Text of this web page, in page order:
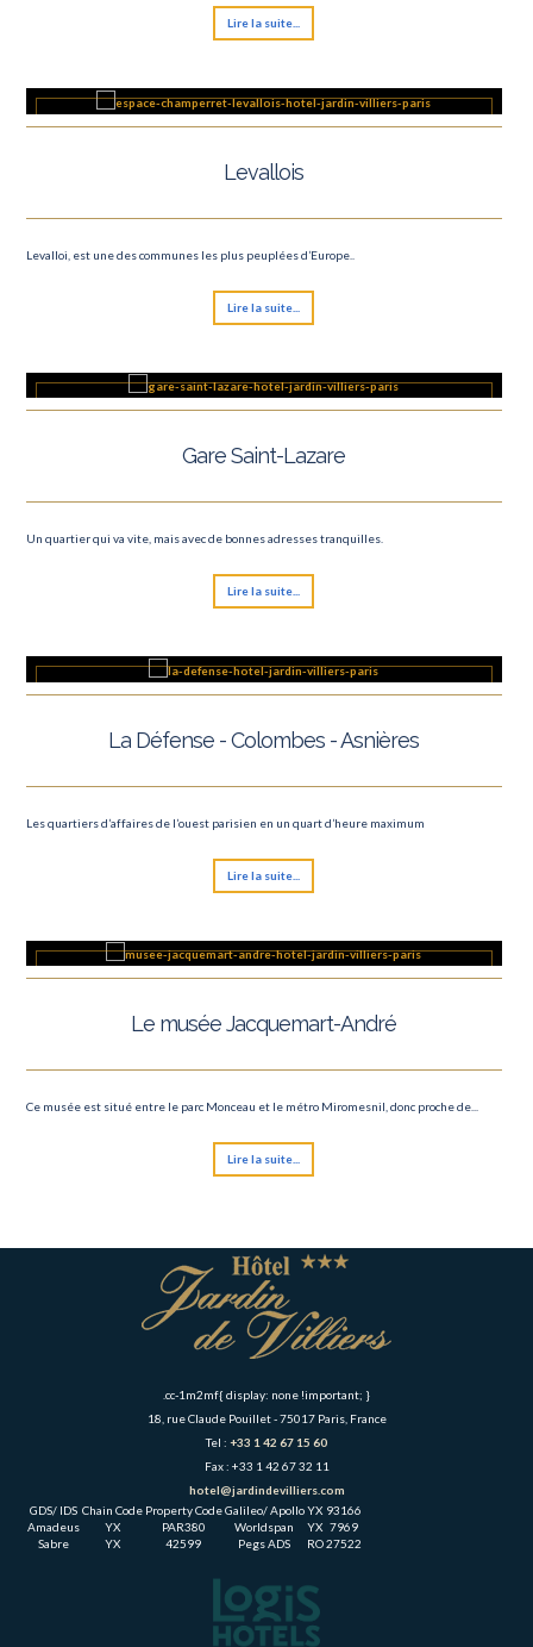
Lire la suite...
Levallois
Levalloi, est une des communes les plus peuplées d’Europe..
Lire la suite...
Gare Saint-Lazare
Un quartier qui va vite, mais avec de bonnes adresses tranquilles.
Lire la suite...
La Défense - Colombes - Asnières
Les quartiers d’affaires de l’ouest parisien en un quart d’heure maximum
Lire la suite...
Le musée Jacquemart-André
Ce musée est situé entre le parc Monceau et le métro Miromesnil, donc proche de...
Lire la suite...
.cc-1m2mf{ display: none !important; }
18, rue Claude Pouillet - 75017 Paris, France
Tel : +33 1 42 67 15 60
Fax : +33 1 42 67 32 11
hotel@jardindevilliers.com
GDS/ IDS Chain Code Property CodeGalileo/ Apollo YX 93166
Amadeus
YX PAR380 Worldspan YX 7969
Sabre
YX 42599 Pegs ADS RO27522